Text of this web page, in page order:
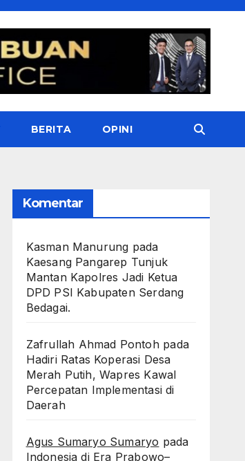
BERITA OPINI
Komentar
Kasman Manurung pada
Kaesang Pangarep Tunjuk
Mantan Kapolres Jadi Ketua
DPD PSI Kabupaten Serdang
Bedagai. ‎ ‎
Zafrullah Ahmad Pontohpada
Hadiri Ratas Koperasi Desa
Merah Putih, Wapres Kawal
Percepatan Implementasi di
Daerah
Agus Sumaryo Sumaryo pada
Indonesia di Era Prabowo–